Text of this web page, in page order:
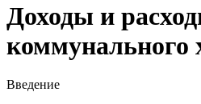
Доходы и
коммунального
Введение